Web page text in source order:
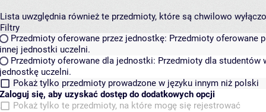
Lista uwzględnia również te przedmioty, które są chwilowo
Filtry
Przedmioty oferowane przez jednostkę: Przedmioty oferowane
innej jednostki uczelni.
Przedmioty oferowane dla jednostki: Przedmioty dla studentów
jednostkę uczelni.
Pokaż tylko przedmioty prowadzone w języku innym niż polski
Zaloguj się, aby uzyskać dostęp do dodatkowych opcji
Pokaż tylko te przedmioty, na które mogę się rejestrować